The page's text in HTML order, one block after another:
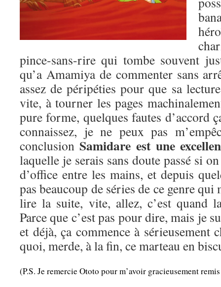
pince-sans-rire qui tombe souvent
qu’a Amamiya de commenter sans
assez de péripéties pour que sa
vite, à tourner les pages
pure forme, quelques fautes d’accord
connaissez, je ne peux pas
conclusion Samidare est une
laquelle je serais sans doute passé si
d’office entre les mains, et depuis
pas beaucoup de séries de ce genre
lire la suite, vite, allez, c’est quand
Parce que c’est pas pour dire, mais je
et déjà, ça commence à sérieusement
quoi, merde, à la fin, ce marteau en
(P.S. Je remercie Ototo pour m’avoir gracieusement